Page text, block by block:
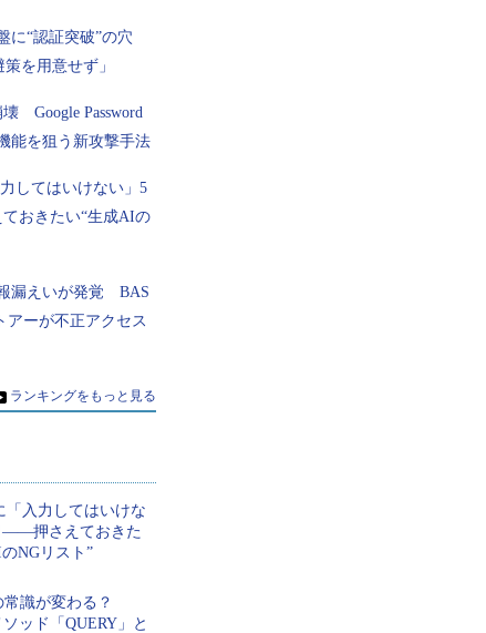
いまさら聞いてもいいですか？ 連載一覧
ールで受け取る
事が 3 件あります
、GPSをオフにしても「位置情報」が取得できるの？――最低限押さ
、「私が興味を持ちそうな広告」が表示されるの？
、「セキュリティポリシー」が必要なの？――自社のセキュリティポ
を分かりやすく解説
きたい人気記事
に“認証突破”の穴
を用意せず」
Google Password
能を狙う新攻撃手法
してはいけない」5
おきたい“生成AIの
漏えいが発覚 BAS
アーが不正アクセス
» ランキングをもっと見る
「入力してはいけな
――押さえておきた
NGリスト”
常識が変わる？
ッド「QUERY」と